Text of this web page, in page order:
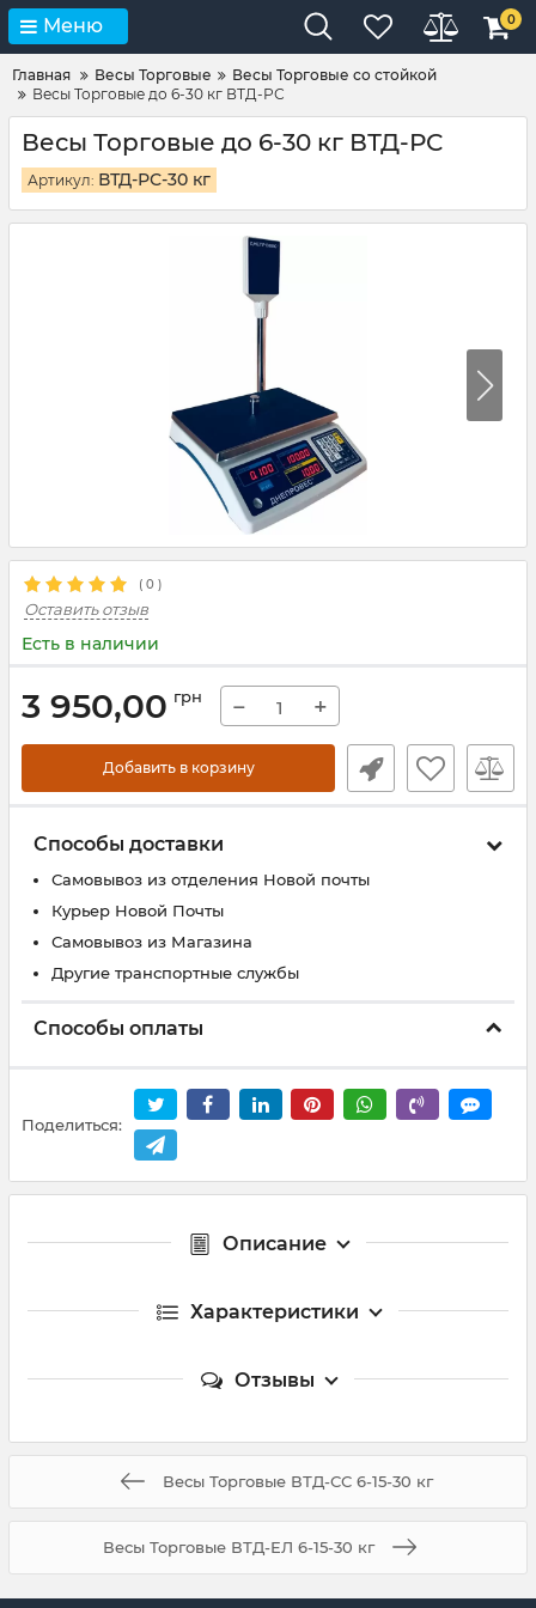
Меню 0
Главная Весы Торговые
Весы Торговые со стойкой
Весы Торговые до 6-30 кг ВТД-РС
Весы Торговые до 6-30 кг ВТД-РС
Артикул: ВТД-РС-30 кг
( 0 )
Оставить отзыв
Есть в наличии
3 950,00 грн − +
Добавить в корзину
Способы доставки
Самовывоз из отделения Новой почты
Курьер Новой Почты
Самовывоз из Магазина
Другие транспортные службы
Способы оплаты
Поделиться:
Описание
Характеристики
Отзывы
Весы Торговые ВТД-СС 6-15-30 кг
Весы Торговые ВТД-ЕЛ 6-15-30 кг